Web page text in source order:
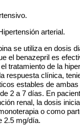
arterial.
se utiliza en dosis
el benazepril es
tratamiento de la
respuesta clínica,
estables de
2 a 7 días. En
renal, la dosis
o como
2.5 mg/día.